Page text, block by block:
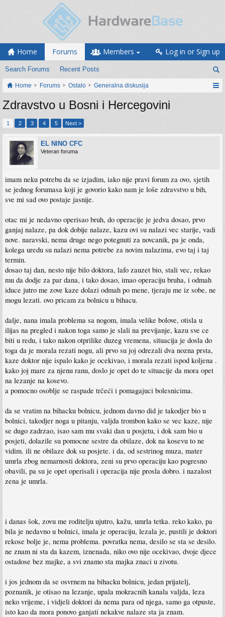
Home Forums
Search Forums Recent Posts
Members Log in or Sign up
Home Forums Ostalo Generalna diskusija
Zdravstvo u Bosni i Hercegovini
1 2 3 4 5 Next >
EL NINO CFC
Veteran foruma
imam neku potrebu da se izjadim, iako nije pravi forum za ovo, sjetih
se jednog forumasa koji je govorio kako nam je loše zdravstvo u bih,
sve mi sad ovo postaje jasnije.
otac mi je nedavno operisao bruh, do operacije je jedva dosao, prvo
ganjaj nalaze, pa dok dobije nalaze, kazu ovi su nalazi vec starije, vadi
nove. naravski, nema druge nego potegnuti za novcanik, pa je onda,
kolega uredu su nalazi nema potrebe za novim nalazima, evo taj i taj
termin.
dosao taj dan, nesto nije bilo doktora, lafo zauzet bio, stali vec, rekao
mu da dodje za par dana, i tako dosao, imao operaciju bruha, i odmah
iduce jutro me zove kaze dolazi odmah po mene, tjeraju me iz sobe, ne
mogu lezati. ovo pricam za bolnicu u bihacu.
dalje, nana imala problema sa nogom, imala velike bolove, otisla u
ilijas na pregled i nakon toga samo je slali na previjanje, kazu sve ce
biti u redu, i tako nakon otprilike duzeg vremena, situacija je dosla do
toga da je morala rezati nogu, ali prvo su joj odrezali dva nozna prsta,
kaze doktor nije ispalo kako je ocekivao, i morala rezati ispod koljena .
kako joj mare za njenu ranu, doslo je opet do te situacije da mora opet
na lezanje na kosevo.
a pomocno osoblje se raspade trčeći i pomagajuci bolesnicima.
da se vratim na bihacku bolnicu, jednom davno did je takodjer bio u
bolnici, takodjer noga u pitanju, valjda trombon kako se vec kaze, nije
se dugo zadrzao, isao sam mu svaki dan u posjetu, i dok sam bio u
posjeti, dolazile su pomocne sestre da obilaze, dok na kosevu to ne
vidim. ili ne obilaze dok su posjete. i da, od sestrinog muza, mater
umrla zbog nemarnosti doktora, zeni su prvo operaciju kao pogresno
obavili, pa su je opet operisali i operacija nije prosla dobro. i nazalost
zena je umrla.
i danas šok, zovu me roditelju ujutro, kažu, umrla tetka. reko kako, pa
bila je nedavno u bolnici, imala je operaciju, lezala je, pustili je doktori
rekose bolje je, nema problema. povratka nema, desilo se sta se desilo.
ne znam ni sta da kazem, iznenada, niko ovo nije ocekivao, dvoje djece
ostadose bez majke, a svi znamo sta majka znaci u zivotu.
i jos jednom da se osvrnem na bihacku bolnicu, jedan prijatelj,
poznanik, je otisao na lezanje, upala mokracnih kanala valjda, leza
neko vrijeme, i vidjeli doktori da nema para od njega, samo ga otpuste,
isto kao da mora ponovo ganjati nekakve nalaze sta ja znam.